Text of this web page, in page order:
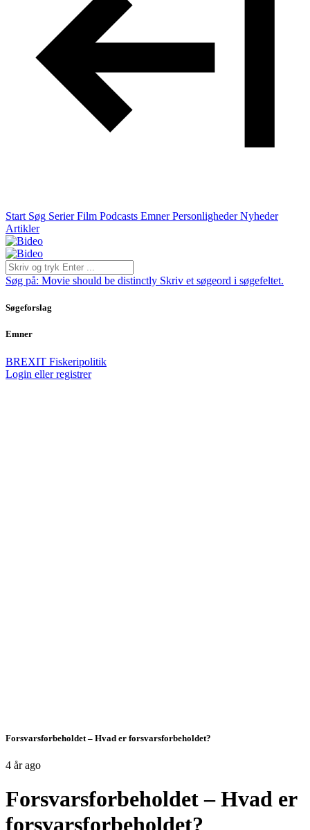
Start Søg Serier Film Podcasts Emner Personligheder Nyheder
Artikler
Søg på: Movie should be distinctly Skriv et søgeord i søgefeltet.
Søgeforslag
Emner
BREXIT Fiskeripolitik
Login eller registrer
Forsvarsforbeholdet – Hvad er forsvarsforbeholdet?
4 år ago
Forsvarsforbeholdet – Hvad er
forsvarsforbeholdet?